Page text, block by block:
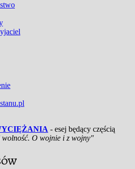
- esej będący częścią
wolność. O wojnie i z wojny"